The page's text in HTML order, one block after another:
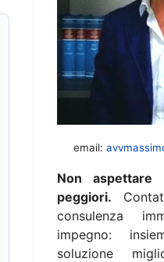
email:
Non aspettare
peggiori.
consulenza
impegno:
soluzione